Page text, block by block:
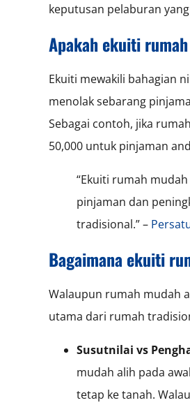
keputusan pelaburan
Apakah ekuiti
Ekuiti mewakili bahagian
menolak sebarang
Sebagai contoh, jika
50,000 untuk pinjaman
“Ekuiti rumah
pinjaman dan
tradisional.” –
Bagaimana ekuiti
Walaupun rumah mudah
utama dari rumah
Susutnilai vs
mudah alih pada
tetap ke tanah.